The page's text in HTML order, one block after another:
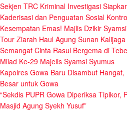
Sekjen TRC Kriminal Investigasi
Kaderisasi dan Penguatan Sosial
Kesempatan Emas! Majlis Dzikir
Tour Ziarah Haul Agung Sunan
Semangat Cinta Rasul Bergema di
Milad Ke-29 Majelis Syamsi Syumus
Kapolres Gowa Baru Disambut
Besar untuk Gowa
“Sekdis PUPR Gowa Diperiksa Tipikor,
Masjid Agung Syekh Yusuf”